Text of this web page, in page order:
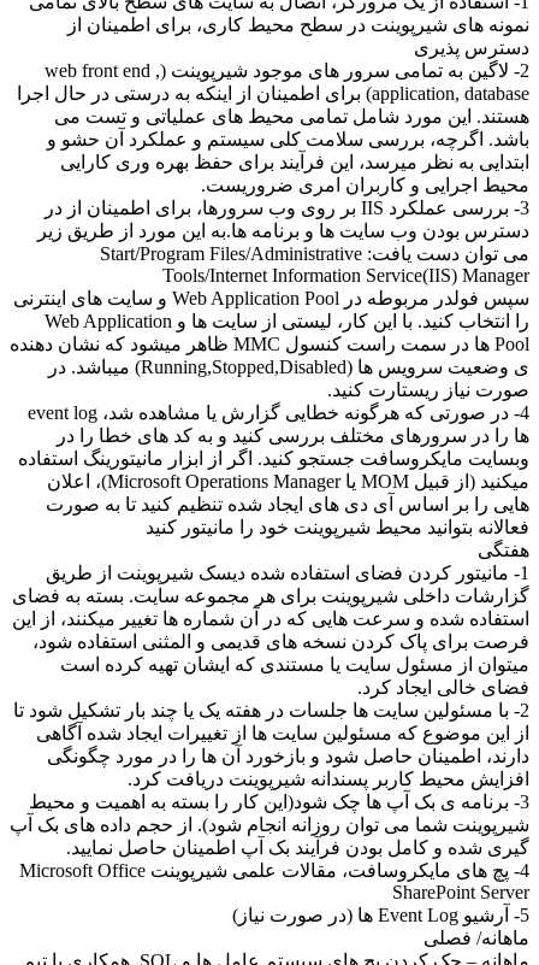
نمونه های شیرپوینت در سطح محیط کاری، برای اطمینان از
دسترس پذیری
2- لاگین به تمامی سرور های موجود شیرپوینت (web front end ,
application, database) برای اطمینان از اینکه به درستی در حال اجرا
هستند. این مورد شامل تمامی محیط های عملیاتی و تست می
باشد. اگرچه، بررسی سلامت کلی سیستم و عملکرد آن حشو و
ابتدایی به نظر میرسد، این فرآیند برای حفظ بهره وری کارایی
محیط اجرایی و کاربران امری ضروریست.
3- بررسی عملکرد IIS بر روی وب سرورها، برای اطمینان از در
دسترس بودن وب سایت ها و برنامه ها.به این مورد از طریق زیر
می توان دست یافت: Start/Program Files/Administrative
Tools/Internet Information Service(IIS) Manager
سپس فولدر مربوطه در Web Application Pool و سایت های اینترنی
را انتخاب کنید. با این کار، لیستی از سایت ها و Web Application
Pool ها در سمت راست کنسول MMC ظاهر میشود که نشان دهنده
ی وضعیت سرویس ها (Running,Stopped,Disabled) میباشد. در
صورت نیاز ریستارت کنید.
4- در صورتی که هرگونه خطایی گزارش یا مشاهده شد، event log
ها را در سرورهای مختلف بررسی کنید و به کد های خطا را در
وبسایت مایکروسافت جستجو کنید. اگر از ابزار مانیتورینگ استفاده
میکنید (از قبیل MOM یا Microsoft Operations Manager)، اعلان
هایی را بر اساس آی دی های ایجاد شده تنظیم کنید تا به صورت
فعالانه بتوانید محیط شیرپوینت خود را مانیتور کنید
هفتگی
1- مانیتور کردن فضای استفاده شده دیسک شیرپوینت از طریق
گزارشات داخلی شیرپوینت برای هر مجموعه سایت. بسته به فضای
استفاده شده و سرعت هایی که در آن شماره ها تغییر میکنند، از این
فرصت برای پاک کردن نسخه های قدیمی و المثنی استفاده شود،
میتوان از مسئول سایت یا مستندی که ایشان تهیه کرده است
فضای خالی ایجاد کرد.
2- با مسئولین سایت ها جلسات در هفته یک یا چند بار تشکیل شود تا
از این موضوع که مسئولین سایت ها از تغییرات ایجاد شده آگاهی
دارند، اطمینان حاصل شود و بازخورد آن ها را در مورد چگونگی
افزایش محیط کاربر پسندانه شیرپوینت دریافت کرد.
3- برنامه ی بک آپ ها چک شود(این کار را بسته به اهمیت و محیط
شیرپوینت شما می توان روزانه انجام شود). از حجم داده های بک آپ
گیری شده و کامل بودن فرآیند بک آپ اطمینان حاصل نمایید.
4- پچ های مایکروسافت، مقالات علمی شیرپوینت Microsoft Office
SharePoint Server
5- آرشیو Event Log ها (در صورت نیاز)
ماهانه/ فصلی
ماهانه – چک کردن پچ های سیستم عامل ها و SQL. همکاری با تیم